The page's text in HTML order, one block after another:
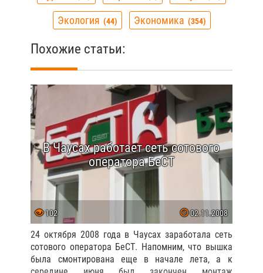
Экология 44 Экономика 354
Похожие статьи:
В Чаусах работает сеть сотового
оператора БеСТ
102 02.11.2008
24 октября 2008 года в Чаусах заработала сеть
сотового оператора БеСТ. Напомним, что вышка
была смонтирована еще в начале лета, а к